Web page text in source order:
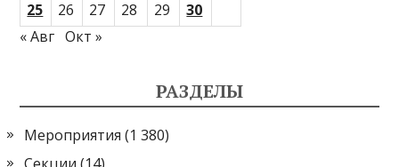
25 26 27 28 29
30
« Авг Окт »
РАЗДЕЛЫ
Мероприятия (1 380)